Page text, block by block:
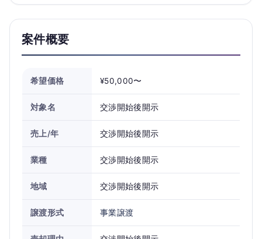
案件概要
希望価格 ¥50,000〜
対象名 交渉開始後開示
売上/年 交渉開始後開示
業種 交渉開始後開示
地域 交渉開始後開示
譲渡形式 事業譲渡